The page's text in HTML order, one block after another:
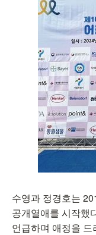
수영과 정경호는
공개열애를 시작했
언급하며 애정을